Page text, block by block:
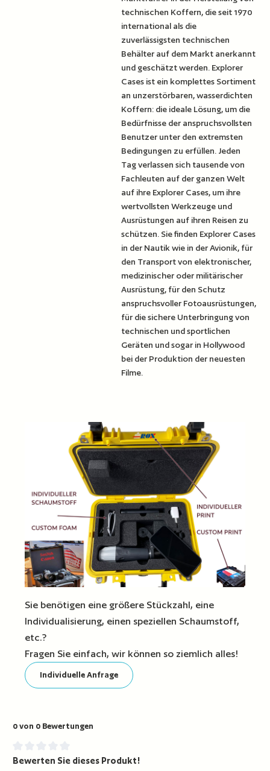
technischen Koffern, die seit 1970
international als die
zuverlässigsten technischen
Behälter auf dem Markt anerkannt
und geschätzt werden. Explorer
Cases ist ein komplettes Sortiment
an unzerstörbaren, wasserdichten
Koffern: die ideale Lösung, um die
Bedürfnisse der anspruchsvollsten
Benutzer unter den extremsten
Bedingungen zu erfüllen. Jeden
Tag verlassen sich tausende von
Fachleuten auf der ganzen Welt
auf ihre Explorer Cases, um ihre
wertvollsten Werkzeuge und
Ausrüstungen auf ihren Reisen zu
schützen. Sie finden Explorer Cases
in der Nautik wie in der Avionik, für
den Transport von elektronischer,
medizinischer oder militärischer
Ausrüstung, für den Schutz
anspruchsvoller Fotoausrüstungen,
für die sichere Unterbringung von
technischen und sportlichen
Geräten und sogar in Hollywood
bei der Produktion der neuesten
Filme.
Sie benötigen eine größere Stückzahl, eine
Individualisierung, einen speziellen Schaumstoff,
etc.?
Fragen Sie einfach, wir können so ziemlich alles!
Individuelle Anfrage
0 von 0 Bewertungen
Durchschnittliche Bewertung von 0 von 5 Sternen
Bewerten Sie dieses Produkt!